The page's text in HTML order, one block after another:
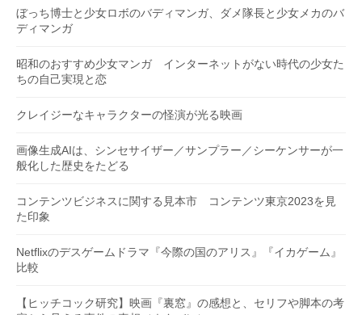
ぼっち博士と少女ロボのバディマンガ、ダメ隊長と少女メカのバ
ディマンガ
昭和のおすすめ少女マンガ インターネットがない時代の少女た
ちの自己実現と恋
クレイジーなキャラクターの怪演が光る映画
画像生成AIは、シンセサイザー／サンプラー／シーケンサーが一
般化した歴史をたどる
コンテンツビジネスに関する見本市 コンテンツ東京2023を見
た印象
Netflixのデスゲームドラマ『今際の国のアリス』『イカゲーム』
比較
【ヒッチコック研究】映画『裏窓』の感想と、セリフや脚本の考